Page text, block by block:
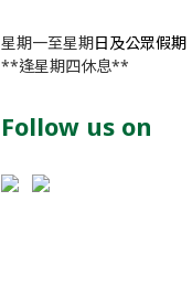
星期一至星期日及公眾假期
**逢星期四休息**
Follow us on